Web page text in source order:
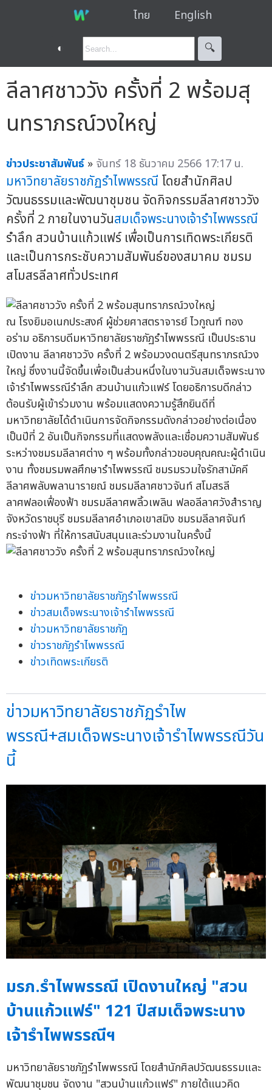
ไทย English
◐ 🔍︎
ลีลาศชาววัง ครั้งที่ 2 พร้อมสุ
นทราภรณ์วงใหญ่
ข่าวประชาสัมพันธ์ » จันทร์ 18 ธันวาคม 2566 17:17 น.
มหาวิทยาลัยราชภัฏรำไพพรรณี โดยสำนักศิลป
วัฒนธรรมและพัฒนาชุมชน จัดกิจกรรมลีลาศชาววัง
ครั้งที่ 2 ภายในงานวันสมเด็จพระนางเจ้ารำไพพรรณี
รำลึก สวนบ้านแก้วแฟร์ เพื่อเป็นการเทิดพระเกียรติ
และเป็นการกระชับความสัมพันธ์ของสมาคม ชมรม
สโมสรลีลาศทั่วประเทศ
ณ โรงยิมอเนกประสงค์ ผู้ช่วยศาสตราจารย์ ไวกูณฑ์ ทอง
อร่าม อธิการบดีมหาวิทยาลัยราชภัฏรำไพพรรณี เป็นประธาน
เปิดงาน ลีลาศชาววัง ครั้งที่ 2 พร้อมวงดนตรีสุนทราภรณ์วง
ใหญ่ ซึ่งงานนี้จัดขึ้นเพื่อเป็นส่วนหนึ่งในงานวันสมเด็จพระนาง
เจ้ารำไพพรรณีรำลึก สวนบ้านแก้วแฟร์ โดยอธิการบดีกล่าว
ต้อนรับผู้เข้าร่วมงาน พร้อมแสดงความรู้สึกยินดีที่
มหาวิทยาลัยได้ดำเนินการจัดกิจกรรมดังกล่าวอย่างต่อเนื่อง
เป็นปีที่ 2 อันเป็นกิจกรรมที่แสดงพลังและเชื่อมความสัมพันธ์
ระหว่างชมรมลีลาศต่าง ๆ พร้อมทั้งกล่าวขอบคุณคณะผู้ดำเนิน
งาน ทั้งชมรมพลศึกษารำไพพรรณี ชมรมรวมใจรักสามัคคี
ลีลาศพลับพลานารายณ์ ชมรมลีลาศชาวจันท์ สโมสรลี
ลาศฟลอเฟื่องฟ้า ชมรมลีลาศพลิ้วเพลิน ฟลอลีลาศวังสำราญ
จังหวัดราชบุรี ชมรมลีลาศอำเภอเขาสมิง ชมรมลีลาศจันท์
กระจ่างฟ้า ที่ให้การสนับสนุนและร่วมงานในครั้งนี้
ข่าวมหาวิทยาลัยราชภัฏรำไพพรรณี
ข่าวสมเด็จพระนางเจ้ารำไพพรรณี
ข่าวมหาวิทยาลัยราชภัฏ
ข่าวราชภัฏรำไพพรรณี
ข่าวเทิดพระเกียรติ
ข่าวมหาวิทยาลัยราชภัฏรำไพ
พรรณี+สมเด็จพระนางเจ้ารำไพพรรณีวัน
นี้
มรภ.รำไพพรรณี เปิดงานใหญ่ "สวน
บ้านแก้วแฟร์" 121 ปีสมเด็จพระนาง
เจ้ารำไพพรรณีฯ
มหาวิทยาลัยราชภัฏรำไพพรรณี โดยสำนักศิลปวัฒนธรรมและ
พัฒนาชุมชน จัดงาน "สวนบ้านแก้วแฟร์" ภายใต้แนวคิด